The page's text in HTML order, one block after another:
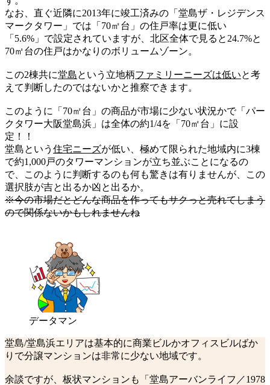
なお、直ぐ近隣に2013年に竣工済みの「堂島ザ・レジデンス
マークタワー」では「70㎡台」の住戸率は更に低い
「5.6%」で設定されていますが、北区全体で見ると24.7%と
70㎡台の住戸はかなりのボリュームゾーン。
この2棟共に堂島という立地柄ファミリーニーズは低いと考
えて判断したのではないかと推察できます。
このように「70㎡台」の商品が市場に少ない状況かで「パー
クタワー大阪堂島浜」は全体の約1/4を「70㎡台」に設
定！！
堂島という 住宅ニーズが低い、極めて限られた地域内に3棟
で約1,000戸のタワーマンションが立ち並ぶことになるの
で、このように判断するのも何も驚きは有りませんが、この
選択肢が吉と出るか凶と出るか。
※今の市場だとどんな商品を作ってもサクっと売れてしまう
ので関係ないかもしれませんね
データマン
堂島/堂島浜エリアは基本的に商業ビルかオフィスビルばか
りで分譲マンションは非常に少ない地域です。
余談ですが、板状マンションも「堂島アーバンライフ／1978